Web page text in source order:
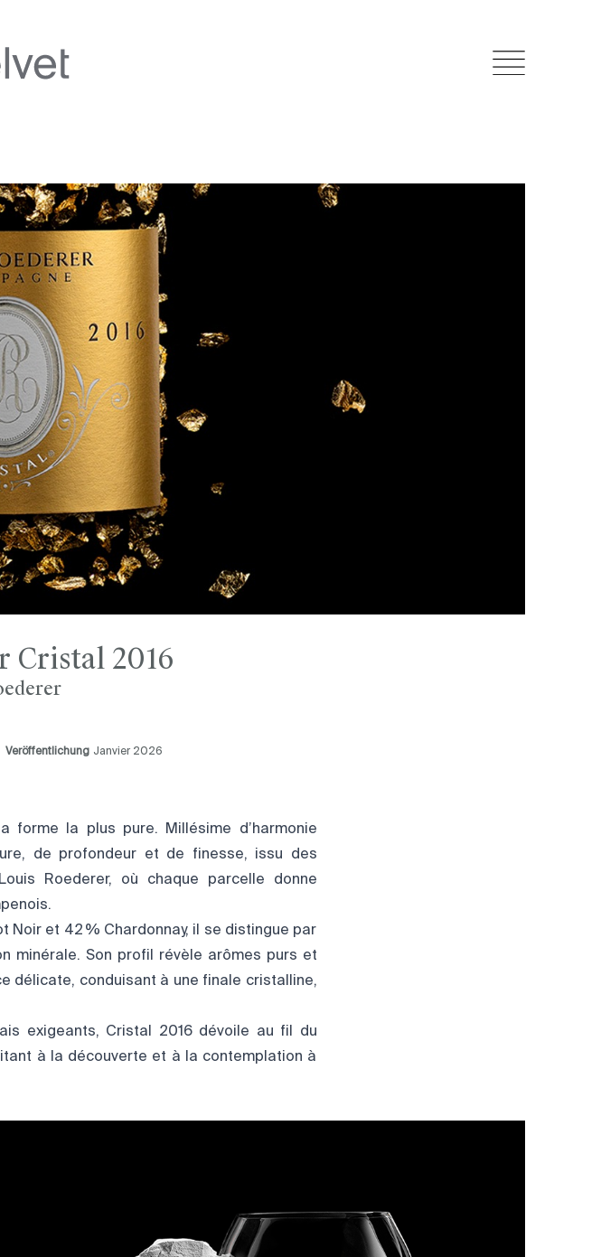
Cristal 2016
Veröffentlichung Janvier 2026
forme la plus pure. Millésime d’harmonie
de profondeur et de finesse, issu des
Roederer, où chaque parcelle donne
Noir et 42 % Chardonnay, il se distingue par
minérale. Son profil révèle arômes purs et
délicate, conduisant à une finale cristalline,
exigeants, Cristal 2016 dévoile au fil du
à la découverte et à la contemplation à